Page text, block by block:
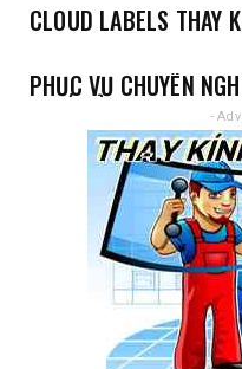
CLOUD LABELS THAY
PHỤC VỤ CHUYÊN
- GIÁ RẺ -